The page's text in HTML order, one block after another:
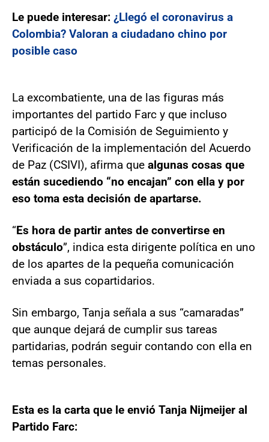
Le puede interesar: ¿Llegó el coronavirus a
Colombia? Valoran a ciudadano chino por
posible caso
La excombatiente, una de las figuras más
importantes del partido Farc y que incluso
participó de la Comisión de Seguimiento y
Verificación de la implementación del Acuerdo
de Paz (CSIVI), afirma que algunas cosas que
están sucediendo “no encajan” con ella y por
eso toma esta decisión de apartarse.
“Es hora de partir antes de convertirse en
obstáculo”, indica esta dirigente política en uno
de los apartes de la pequeña comunicación
enviada a sus copartidarios.
Sin embargo, Tanja señala a sus “camaradas”
que aunque dejará de cumplir sus tareas
partidarias, podrán seguir contando con ella en
temas personales.
Esta es la carta que le envió Tanja Nijmeijer al
Partido Farc: